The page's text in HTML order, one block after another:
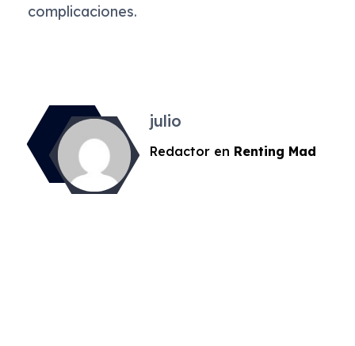
complicaciones.
julio
Redactor en Renting Mad